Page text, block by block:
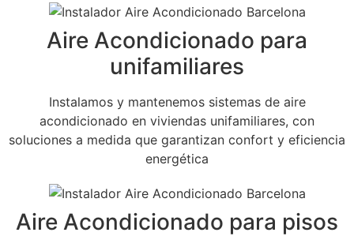
Aire Acondicionado para
unifamiliares
Instalamos y mantenemos sistemas de aire
acondicionado en viviendas unifamiliares, con
soluciones a medida que garantizan confort y eficiencia
energética
Aire Acondicionado para pisos